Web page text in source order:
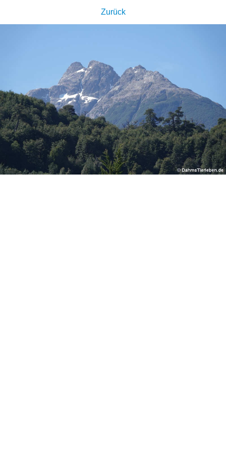
Zurück